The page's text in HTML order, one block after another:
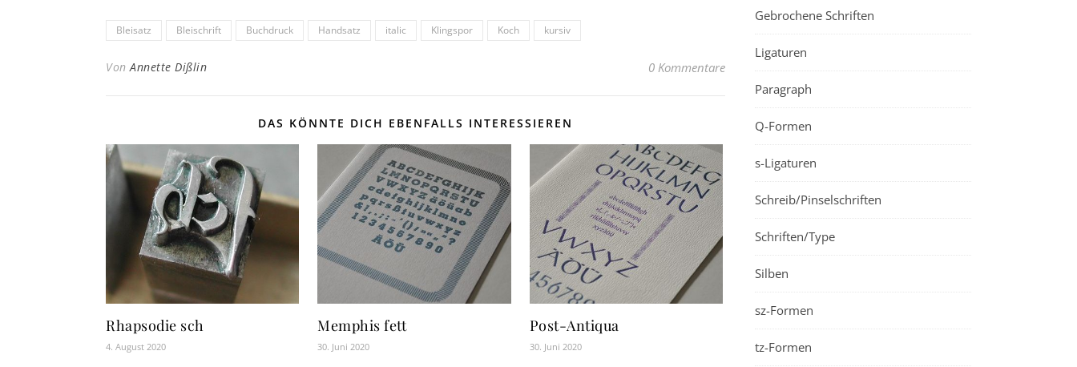
Bleisatz Bleischrift Buchdruck Handsatz italic Klingspor Koch kursiv
VonAnnette Dißlin 0 Kommentare
DAS KÖNNTE DICH EBENFALLS INTERESSIEREN
Rhapsodie sch
4. August 2020
Memphis fett
30. Juni 2020
Post-Antiqua
30. Juni 2020
Gebrochene Schriften
Ligaturen
Paragraph
Q-Formen
s-Ligaturen
Schreib/Pinselschriften
Schriften/Type
Silben
sz-Formen
tz-Formen